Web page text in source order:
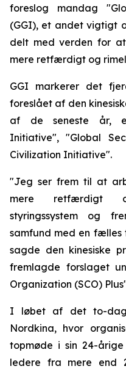
foreslog mandag
(GGI), et andet vigtigt
delt med verden for
mere retfærdigt og
GGI markerer det
foreslået af den
af de seneste år,
Initiative", "Global
Civilization Initiative".
"Jeg ser frem til at
mere retfærdigt
styringssystem og
samfund med en fælles
sagde den kinesiske
fremlagde forslaget
Organization (SCO)
I løbet af det to-
Nordkina, hvor
topmøde i sin 24-
ledere fra mere end